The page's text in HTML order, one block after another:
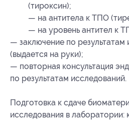
(тироксин);
— на антитела к ТПО
— на уровень антител к
— заключение по результатам
(выдается на руки);
— повторная консультация
по результатам исследований.
Подготовка к сдаче
исследования в лаборатории: